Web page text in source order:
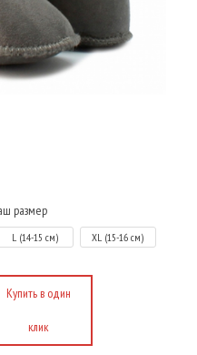
размер
L (14-15 cм) ХL (15-16 cм)
Купить в один
клик